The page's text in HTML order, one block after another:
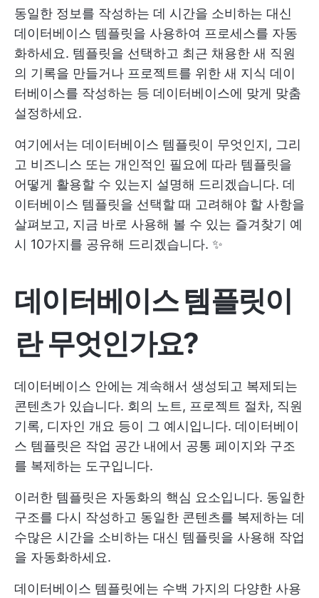
동일한 정보를 작성하는 데 시간을 소비하는 대신
데이터베이스 템플릿을 사용하여 프로세스를 자동
화하세요. 템플릿을 선택하고 최근 채용한 새 직원
의 기록을 만들거나 프로젝트를 위한 새 지식 데이
터베이스를 작성하는 등 데이터베이스에 맞게 맞춤
설정하세요.
여기에서는 데이터베이스 템플릿이 무엇인지, 그리
고 비즈니스 또는 개인적인 필요에 따라 템플릿을
어떻게 활용할 수 있는지 설명해 드리겠습니다. 데
이터베이스 템플릿을 선택할 때 고려해야 할 사항을
살펴보고, 지금 바로 사용해 볼 수 있는 즐겨찾기 예
시 10가지를 공유해 드리겠습니다. ✨
데이터베이스 템플릿이
란 무엇인가요?
데이터베이스 안에는 계속해서 생성되고 복제되는
콘텐츠가 있습니다. 회의 노트, 프로젝트 절차, 직원
기록, 디자인 개요 등이 그 예시입니다. 데이터베이
스 템플릿은 작업 공간 내에서 공통 페이지와 구조
를 복제하는 도구입니다.
이러한 템플릿은 자동화의 핵심 요소입니다. 동일한
구조를 다시 작성하고 동일한 콘텐츠를 복제하는 데
수많은 시간을 소비하는 대신 템플릿을 사용해 작업
을 자동화하세요.
데이터베이스 템플릿에는 수백 가지의 다양한 사용